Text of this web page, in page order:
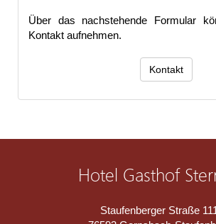
Über das nachstehende Formular
Kontakt aufnehmen.
Kontakt
Hotel Gasthof
Staufenberger Straße